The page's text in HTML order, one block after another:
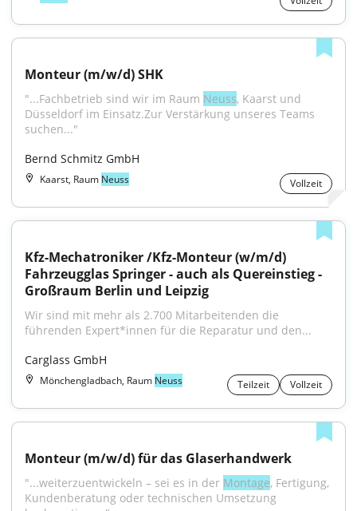
Monteur (m/w/d) SHK
"...Fachbetrieb sind wir im Raum Neuss, Kaarst und
Düsseldorf im Einsatz.Zur Verstärkung unseres Teams
suchen..."
Bernd Schmitz GmbH
Kaarst, Raum Neuss Vollzeit
Kfz-Mechatroniker /Kfz-Monteur (w/m/d)
Fahrzeugglas Springer - auch als Quereinstieg -
Großraum Berlin und Leipzig
Wir sind mit mehr als 2.700 Mitarbeitenden die
führenden Expert*innen für die Reparatur und den...
Carglass GmbH
Mönchengladbach, Raum Neuss Teilzeit Vollzeit
Monteur (m/w/d) für das Glaserhandwerk
"...weiterzuentwickeln – sei es in der Montage, Fertigung,
Kundenberatung oder technischen Umsetzung